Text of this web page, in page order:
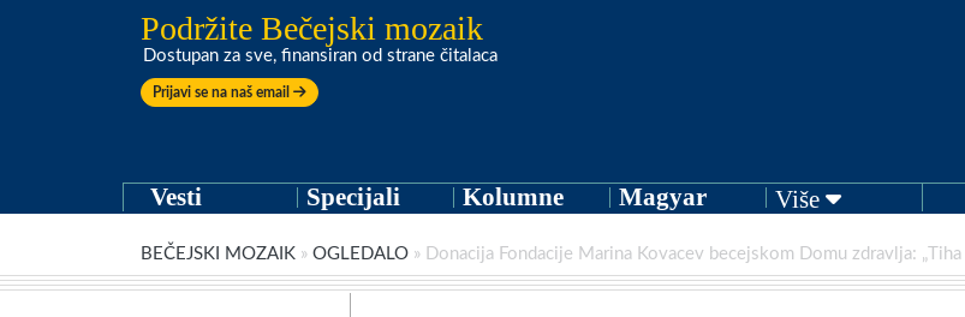
Podržite Bečejski mozaik
Dostupan za sve, finansiran od strane čitalaca
Prijavi se na naš email
Vesti Specijali Kolumne Magyar Više
BEČEJSKI MOZAIK » OGLEDALO » Donacija Fondacije Marina Kovacev becejskom Domu zdravlja: